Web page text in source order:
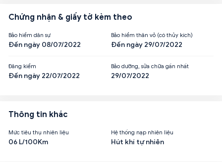
Chứng nhận & giấy tờ kèm theo
Bảo hiểm dân sự
Đến ngày 08/07/2022
Bảo hiểm thân vỏ (có thủy kích)
Đến ngày 29/07/2022
Đăng kiểm
Đến ngày 22/07/2022
Bảo dưỡng, sửa chữa gần nhất
29/07/2022
Thông tin khác
Mức tiêu thụ nhiên liệu
06 L/100Km
Hệ thống nạp nhiên liệu
Hút khí tự nhiên